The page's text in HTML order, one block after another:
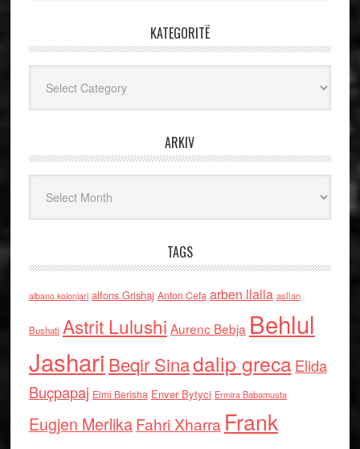
KATEGORITË
ARKIV
TAGS
albano kolonjari alfons Grishaj Anton Cefa arben llalla asllan
Bushati Astrit Lulushi Aurenc Bebja Behlul
Jashari Beqir Sinadalip grecaElida
Buçpapaj Elmi Berisha Enver Bytyci Ermira Babamusta
Eugjen MerlikaFahri Xharra Frank